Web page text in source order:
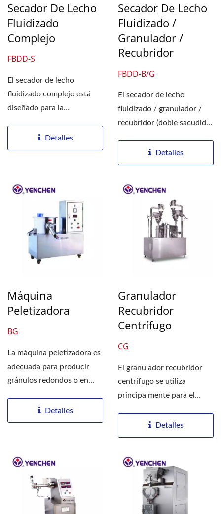
Secador De Lecho
Fluidizado
Complejo
FBDD-S
El secador de lecho
fluidizado complejo está
diseñado para la
pulverización...Detalles
Secador De Lecho
Fluidizado /
Granulador /
Recubridor
FBDD-B/G
El secador de lecho
fluidizado / granulador /
recubridor (doble sacudida)
multifuncional...
Detalles
Máquina
Peletizadora
BG
La máquina peletizadora es
adecuada para producir
gránulos redondos o en
Detalles
Granulador
Recubridor
Centrífugo
CG
El granulador recubridor
centrífugo se utiliza
principalmente para el
Detalles